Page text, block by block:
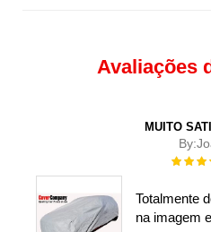
Avaliações
MUITO
By:
Rating:
Totalmente
na imagem